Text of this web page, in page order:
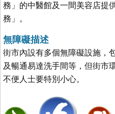
務」的中醫館及一間美容店提
務」。
無障礙描述
街市內設有多個無障礙設施，
及暢通易達洗手間等，但街市
不便人士要特別小心。